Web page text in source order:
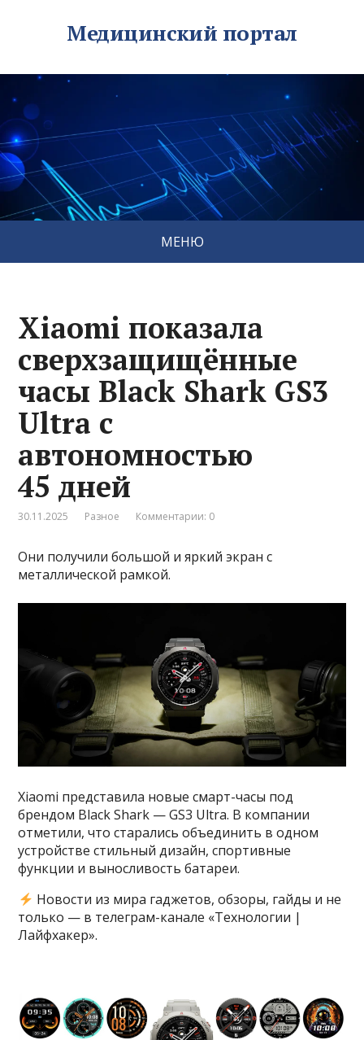
Медицинский портал
МЕНЮ
Xiaomi показала
сверхзащищённые
часы Black Shark GS3
Ultra с
автономностью
45 дней
30.11.2025 Разное Комментарии: 0
Они получили большой и яркий экран с
металлической рамкой.
Xiaomi представила новые смарт-часы под
брендом Black Shark — GS3 Ultra. В компании
отметили, что старались объединить в одном
устройстве стильный дизайн, спортивные
функции и выносливость батареи.
Новости из мира гаджетов, обзоры, гайды и не
только — в телеграм-канале «Технологии |
Лайфхакер».